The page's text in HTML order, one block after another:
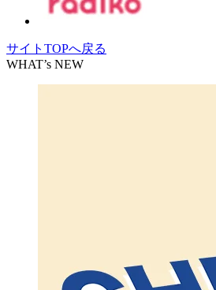
サイトTOPへ戻る
WHAT’s NEW